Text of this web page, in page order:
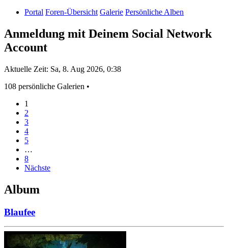
Portal Foren-Übersicht Galerie Persönliche Alben
Anmeldung mit Deinem Social Network
Account
Aktuelle Zeit: Sa, 8. Aug 2026, 0:38
108 persönliche Galerien •
1
2
3
4
5
…
8
Nächste
Album
Blaufee